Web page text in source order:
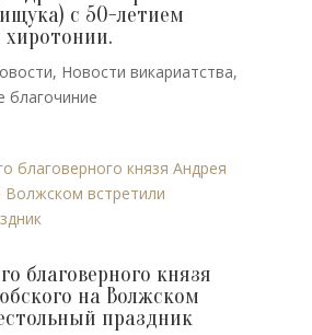
с 50-летием
хиротонии.
, Новости викариатства,
благочиние
благоверного князя
на Волжском
праздник